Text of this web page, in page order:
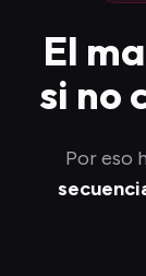
El
si no
Por eso